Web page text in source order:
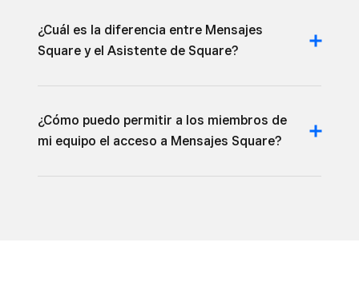
¿Cuál es la diferencia entre Mensajes
Square y el Asistente de Square?
¿Cómo puedo permitir a los miembros de
mi equipo el acceso a Mensajes Square?